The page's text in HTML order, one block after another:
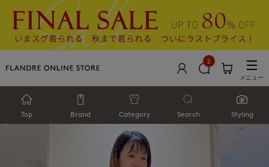
2
メニュー
Top Brand Category Search Styling